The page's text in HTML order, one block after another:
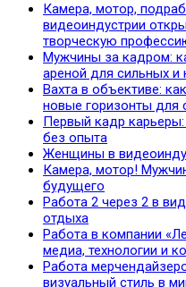
Камера, мотор,
видеоиндустрии
творческую
Мужчины за кадром:
ареной для сильных и
Вахта в объективе:
новые горизонты для
Первый кадр
без опыта
Женщины в
Камера, мотор!
будущего
Работа 2 через 2 в
отдыха
Работа в компании
медиа, технологии и
Работа
визуальный стиль в